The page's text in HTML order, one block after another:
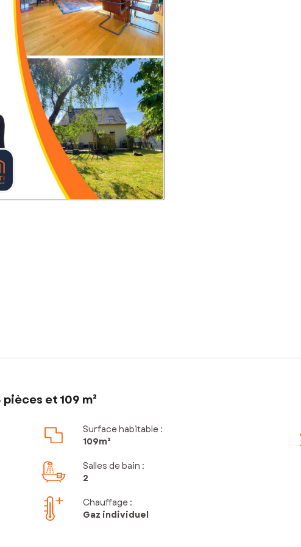
et 109 m²
Surface habitable :
109m²
Salles de bain :
2
Chauffage :
Gaz individuel